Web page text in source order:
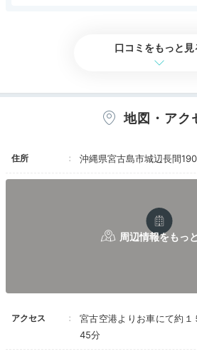
17:00
「島おでん たから」で
のはとても気持ちが良いです。 .
朝食は果物のジュース(6つの中から選択)
フロント近くには簡単な展示がされてお
自然に囲まれたホテルで、覚悟はしてい
高級感のあるリゾートホテルで、スタッ
でした。いつでも臨機応変に対応して頂
になりました。いくつか残念なポイント
朝食は沖縄料理で優しい味わいがとても沁
あいにくの天気で海には入れませんでし
また行きたいホテルです。
口コミをもっと見
地図・アク
住所 沖縄県宮古島市城辺長間
アクセス
宮古空港よりお車にて約
45分